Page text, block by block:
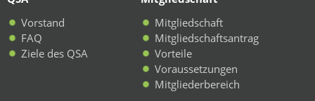
Vorstand
FAQ
Ziele des QSA
Mitgliedschaft
Mitgliedschaftsantrag
Vorteile
Voraussetzungen
Mitgliederbereich